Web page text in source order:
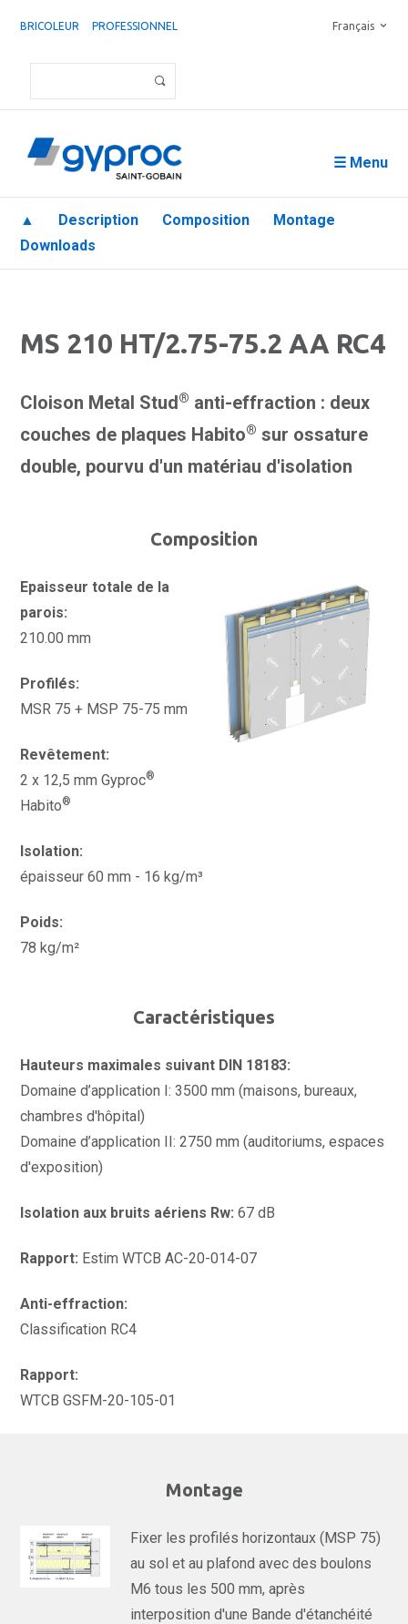
BRICOLEUR PROFESSIONNEL Français
☰ Menu
▲ Description Composition
Montage
Downloads
MS 210 HT/2.75-75.2 AA RC4
Cloison Metal Stud® anti-effraction : deux
couches de plaques Habito® sur ossature
double, pourvu d'un matériau d'isolation
Composition
Epaisseur totale de la
parois:
210.00 mm
Profilés:
MSR 75 + MSP 75-75 mm
Revêtement:
2 x 12,5 mm Gyproc®
Habito®
Isolation:
épaisseur 60 mm - 16 kg/m³
Poids:
78 kg/m²
Caractéristiques
Hauteurs maximales suivant DIN 18183:
Domaine d’application I: 3500 mm (maisons, bureaux,
chambres d'hôpital)
Domaine d’application II: 2750 mm (auditoriums, espaces
d'exposition)
Isolation aux bruits aériens Rw: 67 dB
Rapport: Estim WTCB AC-20-014-07
Anti-effraction:
Classification RC4
Rapport:
WTCB GSFM-20-105-01
Montage
Fixer les profilés horizontaux (MSP 75)
au sol et au plafond avec des boulons
M6 tous les 500 mm, après
interposition d'une Bande d'étanchéité